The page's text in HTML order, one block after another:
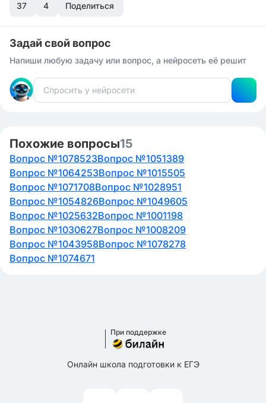
37 4 Поделиться
Задай свой вопрос
Напиши любую задачу или вопрос, а нейросеть её решит
Похожие вопросы15
Вопрос №1078523Вопрос №1051389
Вопрос №1064253Вопрос №1015505
Вопрос №1071708Вопрос №1028951
Вопрос №1054826Вопрос №1049605
Вопрос №1025632Вопрос №1001198
Вопрос №1030627Вопрос №1008209
Вопрос №1043958Вопрос №1078278
Вопрос №1074671
При поддержке
Онлайн школа подготовки к ЕГЭ